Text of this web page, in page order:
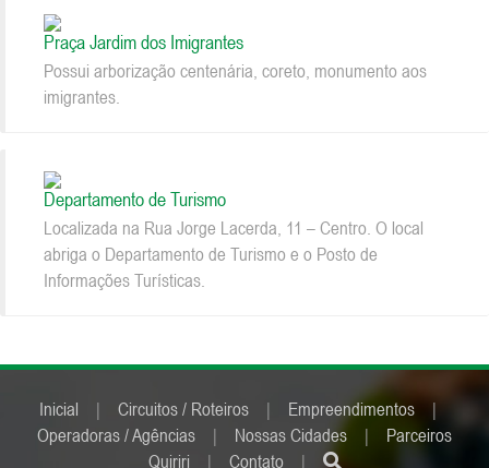
Praça Jardim dos Imigrantes
Possui arborização centenária, coreto, monumento aos
imigrantes.
Departamento de Turismo
Localizada na Rua Jorge Lacerda, 11 – Centro. O local
abriga o Departamento de Turismo e o Posto de
Informações Turísticas.
Inicial | Circuitos / Roteiros | Empreendimentos
|
Operadoras / Agências
| Nossas Cidades |
Parceiros
Quiriri
| Contato |